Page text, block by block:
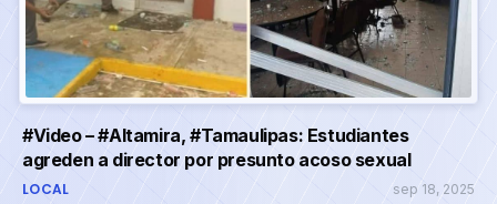
#Video – #Altamira, #Tamaulipas: Estudiantes
agreden a director por presunto acoso sexual
LOCAL sep 18, 2025